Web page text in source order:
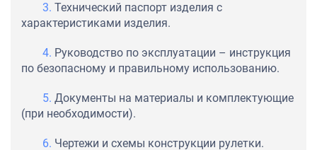
Технический паспорт изделия с
характеристиками изделия.
Руководство по эксплуатации – инструкция
по безопасному и правильному использованию.
Документы на материалы и комплектующие
(при необходимости).
Чертежи и схемы конструкции рулетки.